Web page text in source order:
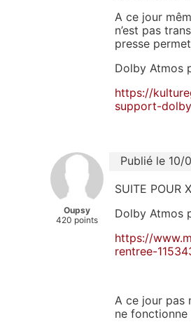
A ce jour
n’est pas
presse
Dolby Atmos
https://
support-
Oupsy
420 points
Publié le 10/
SUITE POUR
Dolby Atmos
https://
rentree-
A ce jour pas
ne fonctionne